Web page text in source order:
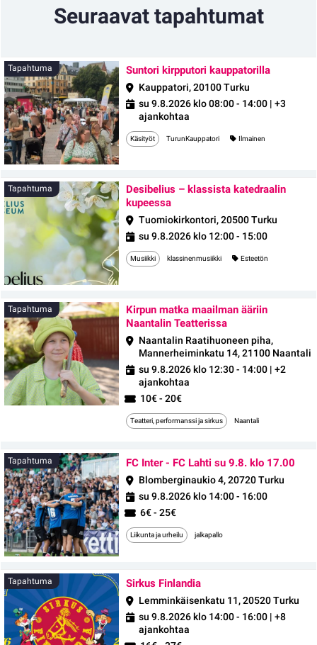
Seuraavat tapahtumat
Tapahtuma Suntori kirpputori kauppatorilla
Kauppatori, 20100 Turku
su 9.8.2026 klo 08:00 - 14:00 | +3
ajankohtaa
Käsityöt TurunKauppatori Ilmainen
Tapahtuma
Desibelius – klassista katedraalin
kupeessa
Tuomiokirkontori, 20500 Turku
su 9.8.2026 klo 12:00 - 15:00
Musiikki klassinenmusiikki Esteetön
Tapahtuma
Kirpun matka maailman ääriin
Naantalin Teatterissa
Naantalin Raatihuoneen piha,
Mannerheiminkatu 14, 21100 Naantali
su 9.8.2026 klo 12:30 - 14:00 | +2
ajankohtaa
10€ - 20€
Teatteri, performanssi ja sirkus Naantali
Tapahtuma FC Inter - FC Lahti su 9.8. klo 17.00
Blomberginaukio 4, 20720 Turku
su 9.8.2026 klo 14:00 - 16:00
6€ - 25€
Liikunta ja urheilu jalkapallo
Tapahtuma Sirkus FinlandiaTapahtuma
Lemminkäisenkatu 11, 20520 Turku
su 9.8.2026 klo 14:00 - 16:00 | +8
ajankohtaa